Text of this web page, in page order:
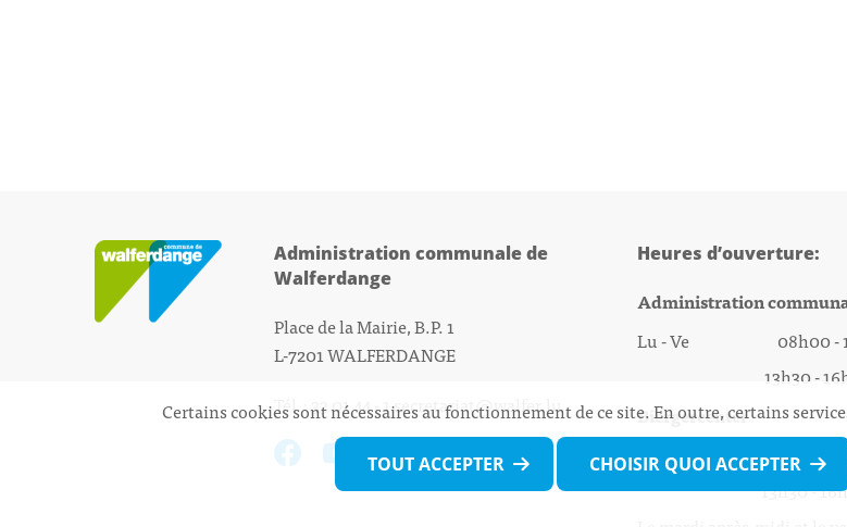
Administration communale de
Walferdange
Place de la Mairie, B.P. 1
L-7201 WALFERDANGE
Tél.: 33 01 44 - 1secretariat@walfer.lu
Heures d’ouverture:
Administration
Lu - Ve 08h00 -
13h30 -
Biergercenter
Lu - Ve 08h00 -
13h30 -
Certains cookies sont nécessaires au fonctionnement de ce site. En outre, certains
TOUT ACCEPTER CHOISIR QUOI ACCEPTER